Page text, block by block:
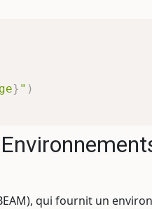
} " )
qui fournit un